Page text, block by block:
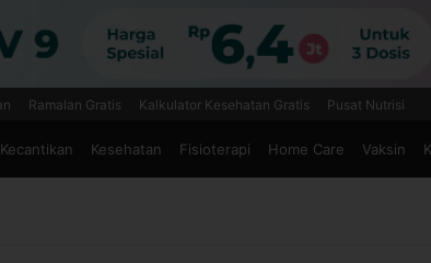
Ramalan Gratis Kalkulator Kesehatan Gratis Pusat Nutrisi
Kecantikan Kesehatan Fisioterapi Home Care Vaksin